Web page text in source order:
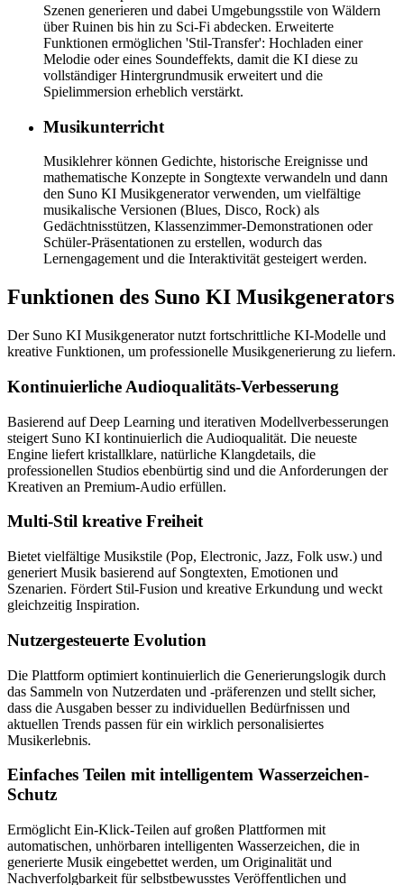
Szenen generieren und dabei Umgebungsstile von Wäldern
über Ruinen bis hin zu Sci-Fi abdecken. Erweiterte
Funktionen ermöglichen 'Stil-Transfer': Hochladen einer
Melodie oder eines Soundeffekts, damit die KI diese zu
vollständiger Hintergrundmusik erweitert und die
Spielimmersion erheblich verstärkt.
Musikunterricht
Musiklehrer können Gedichte, historische Ereignisse und
mathematische Konzepte in Songtexte verwandeln und dann
den Suno KI Musikgenerator verwenden, um vielfältige
musikalische Versionen (Blues, Disco, Rock) als
Gedächtnisstützen, Klassenzimmer-Demonstrationen oder
Schüler-Präsentationen zu erstellen, wodurch das
Lernengagement und die Interaktivität gesteigert werden.
Funktionen des Suno KI Musikgenerators
Der Suno KI Musikgenerator nutzt fortschrittliche KI-Modelle und
kreative Funktionen, um professionelle Musikgenerierung zu liefern.
Kontinuierliche Audioqualitäts-Verbesserung
Basierend auf Deep Learning und iterativen Modellverbesserungen
steigert Suno KI kontinuierlich die Audioqualität. Die neueste
Engine liefert kristallklare, natürliche Klangdetails, die
professionellen Studios ebenbürtig sind und die Anforderungen der
Kreativen an Premium-Audio erfüllen.
Multi-Stil kreative Freiheit
Bietet vielfältige Musikstile (Pop, Electronic, Jazz, Folk usw.) und
generiert Musik basierend auf Songtexten, Emotionen und
Szenarien. Fördert Stil-Fusion und kreative Erkundung und weckt
gleichzeitig Inspiration.
Nutzergesteuerte Evolution
Die Plattform optimiert kontinuierlich die Generierungslogik durch
das Sammeln von Nutzerdaten und -präferenzen und stellt sicher,
dass die Ausgaben besser zu individuellen Bedürfnissen und
aktuellen Trends passen für ein wirklich personalisiertes
Musikerlebnis.
Einfaches Teilen mit intelligentem Wasserzeichen-
Schutz
Ermöglicht Ein-Klick-Teilen auf großen Plattformen mit
automatischen, unhörbaren intelligenten Wasserzeichen, die in
generierte Musik eingebettet werden, um Originalität und
Nachverfolgbarkeit für selbstbewusstes Veröffentlichen und